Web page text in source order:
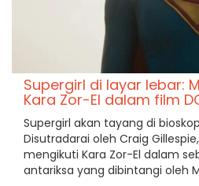
Supergirl di layar lebar:
Kara Zor-El dalam film
Supergirl akan tayang di
Disutradarai oleh Craig
mengikuti Kara Zor-El dalam
antariksa yang dibintangi oleh